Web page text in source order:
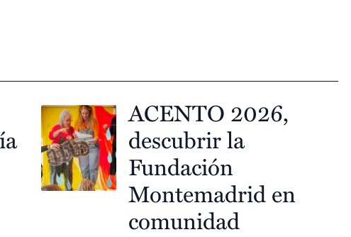
ACENTO 2026,
descubrir la
Fundación
Montemadrid en
comunidad